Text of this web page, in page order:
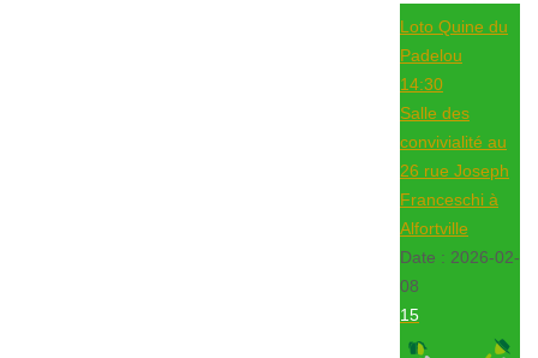
Loto Quine du
Padelou
14:30
Salle des
convivialité au
26 rue Joseph
Franceschi à
Alfortville
Date : 2026-02-
08
15